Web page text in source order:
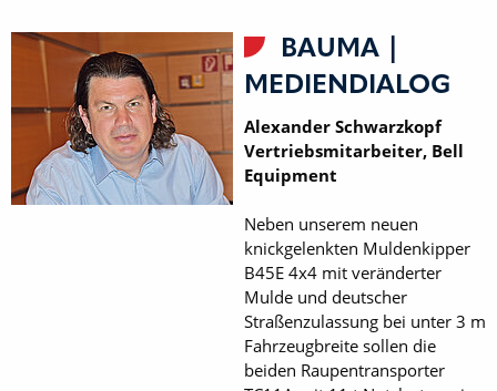
BAUMA |
MEDIENDIALOG
Alexander Schwarzkopf
Vertriebsmitarbeiter, Bell
Equipment
Neben unserem neuen
knickgelenkten Muldenkipper
B45E 4x4 mit veränderter
Mulde und deutscher
Straßenzulassung bei unter 3 m
Fahrzeugbreite sollen die
beiden Raupentransporter